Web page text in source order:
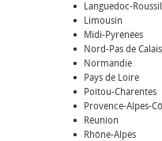
Languedoc-
Limousin
Midi-Pyrénées
Nord-Pas de Calais
Normandie
Pays de Loire
Poitou-Charentes
Provence-Alpes-
Réunion
Rhône-Alpes